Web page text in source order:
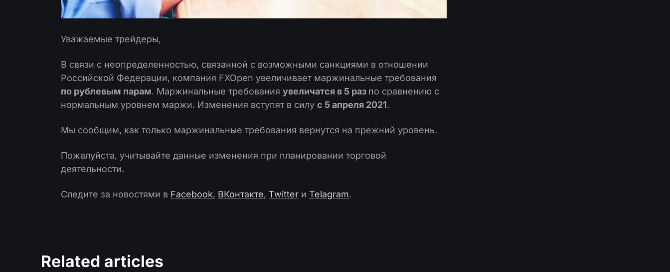
Уважаемые трейдеры,
В связи с неопределенностью, связанной с возможными санкциями в отношении
Российской Федерации, компания FXOpen увеличивает маржинальные требования
по рублевым парам. Маржинальные требования увеличатся в 5 раз по сравнению с
нормальным уровнем маржи. Изменения вступят в силу с 5 апреля 2021.
Мы сообщим, как только маржинальные требования вернутся на прежний уровень.
Пожалуйста, учитывайте данные изменения при планировании торговой
деятельности.
Следите за новостями в Facebook, ВКонтакте, Twitter и Telagram.
Related articles